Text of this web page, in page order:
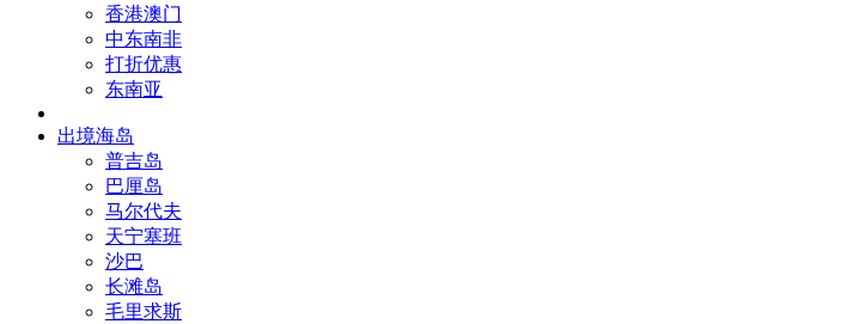
香港澳门
中东南非
打折优惠
东南亚
出境海岛
普吉岛
巴厘岛
马尔代夫
天宁塞班
沙巴
长滩岛
毛里求斯